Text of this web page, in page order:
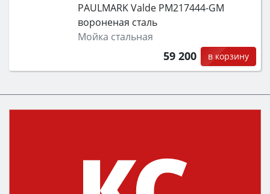
PAULMARK Valde PM217444-GM
вороненая сталь
Мойка стальная
59 200 в корзину